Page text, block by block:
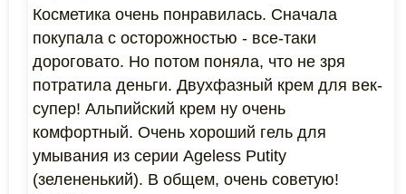
Косметика очень понравилась. Сначала
покупала с осторожностью - все-таки
дороговато. Но потом поняла, что не зря
потратила деньги. Двухфазный крем для век-
супер! Альпийский крем ну очень
комфортный. Очень хороший гель для
умывания из серии Ageless Putity
(зелененький). В общем, очень советую!